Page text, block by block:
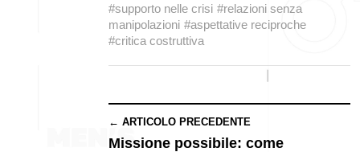
#supporto nelle crisi #relazioni senza
manipolazioni #aspettative reciproche
#critica costruttiva
← ARTICOLO PRECEDENTE
Missione possibile: come